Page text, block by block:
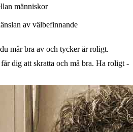
människor
av välbefinnande
mår bra av och tycker är roligt.
dig att skratta och må bra. Ha roligt -